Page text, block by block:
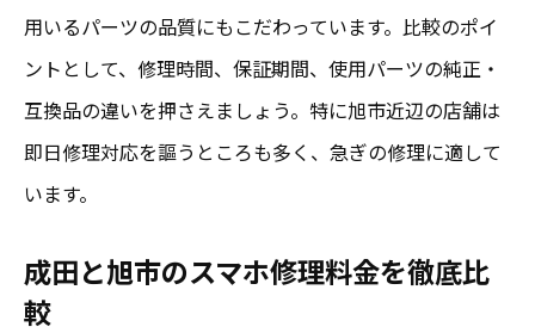
用いるパーツの品質にもこだわっています。比較のポイ
ントとして、修理時間、保証期間、使用パーツの純正・
互換品の違いを押さえましょう。特に旭市近辺の店舗は
即日修理対応を謳うところも多く、急ぎの修理に適して
います。
成田と旭市のスマホ修理料金を徹底比
較